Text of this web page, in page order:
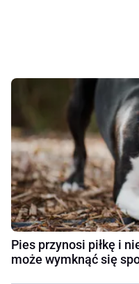
Pies przynosi piłkę i
może wymknąć się